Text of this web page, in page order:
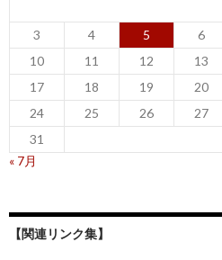
3
4 5 6
10
11 12 13
17
18 19 20
24
25 26 27
31
« 7月
【関連リンク集】